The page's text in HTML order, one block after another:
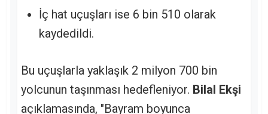
İç hat uçuşları ise 6 bin 510 olarak
kaydedildi.
Bu uçuşlarla yaklaşık 2 milyon 700 bin
yolcunun taşınması hedefleniyor. Bilal Ekşi
açıklamasında, "Bayram boyunca